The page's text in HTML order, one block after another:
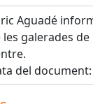
Aguadé
les galerades de
del document: